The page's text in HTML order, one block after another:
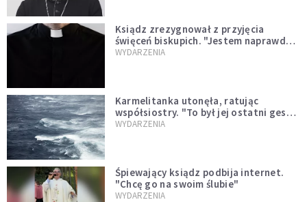
Ksiądz zrezygnował z przyjęcia
święceń biskupich. "Jestem naprawdę
niegodny"
WYDARZENIA
Karmelitanka utonęła, ratując
współsiostry. "To był jej ostatni gest
miłości"
WYDARZENIA
Śpiewający ksiądz podbija internet.
"Chcę go na swoim ślubie"
WYDARZENIA